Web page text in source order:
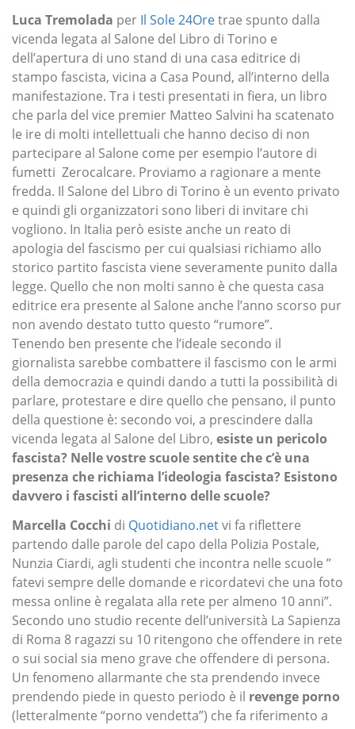
Luca Tremolada per Il Sole 24Oretrae spunto dalla
vicenda legata al Salone del Libro di Torino e
dell’apertura di uno stand di una casa editrice di
stampo fascista, vicina a Casa Pound, all’interno della
manifestazione. Tra i testi presentati in fiera, un libro
che parla del vice premier Matteo Salvini ha scatenato
le ire di molti intellettuali che hanno deciso di non
partecipare al Salone come per esempio l’autore di
fumetti Zerocalcare. Proviamo a ragionare a mente
fredda. Il Salone del Libro di Torino è un evento privato
e quindi gli organizzatori sono liberi di invitare chi
vogliono. In Italia però esiste anche un reato di
apologia del fascismo per cui qualsiasi richiamo allo
storico partito fascista viene severamente punito dalla
legge. Quello che non molti sanno è che questa casa
editrice era presente al Salone anche l’anno scorso pur
non avendo destato tutto questo “rumore”.
Tenendo ben presente che l’ideale secondo il
giornalista sarebbe combattere il fascismo con le armi
della democrazia e quindi dando a tutti la possibilità di
parlare, protestare e dire quello che pensano, il punto
della questione è: secondo voi, a prescindere dalla
vicenda legata al Salone del Libro, esiste un pericolo
fascista? Nelle vostre scuole sentite che c’è una
presenza che richiama l’ideologia fascista? Esistono
davvero i fascisti all’interno delle scuole?
Marcella Cocchi di Quotidiano.netvi fa riflettere
partendo dalle parole del capo della Polizia Postale,
Nunzia Ciardi, agli studenti che incontra nelle scuole ”
fatevi sempre delle domande e ricordatevi che una foto
messa online è regalata alla rete per almeno 10 anni”.
Secondo uno studio recente dell’università La Sapienza
di Roma 8 ragazzi su 10 ritengono che offendere in rete
o sui social sia meno grave che offendere di persona.
Un fenomeno allarmante che sta prendendo invece
prendendo piede in questo periodo è il revenge porno
(letteralmente “porno vendetta”) che fa riferimento a